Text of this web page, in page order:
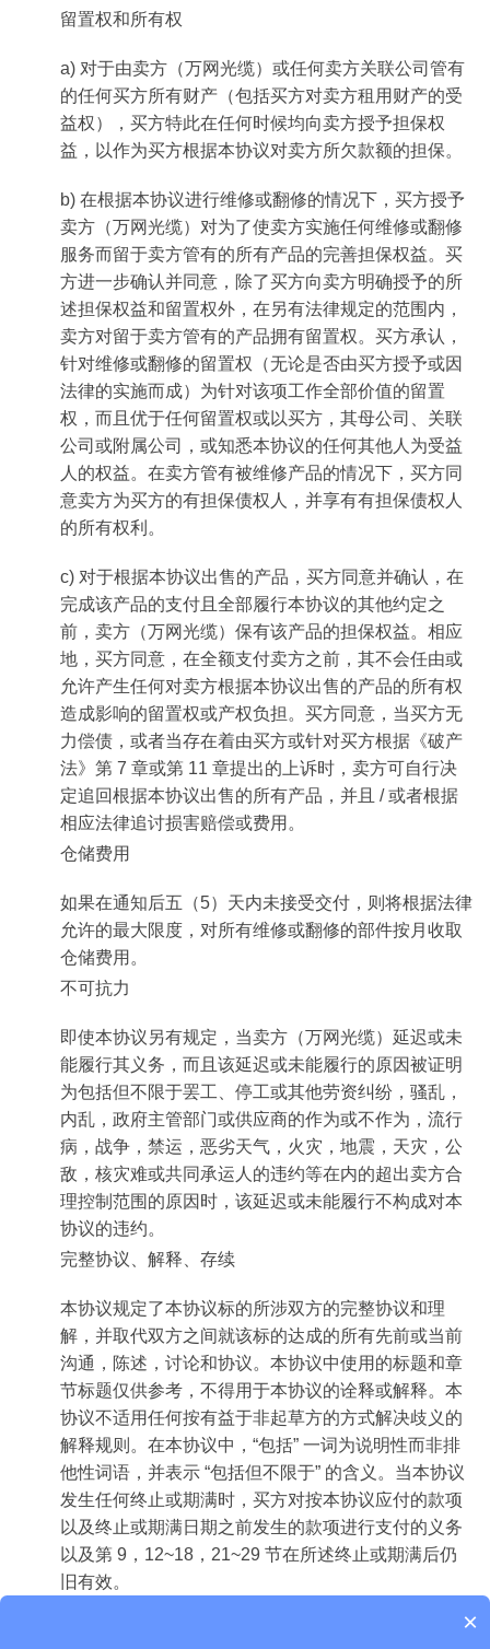
留置权和所有权
a) 对于由卖方（万网光缆）或任何卖方关联公司管有
的任何买方所有财产（包括买方对卖方租用财产的受
益权），买方特此在任何时候均向卖方授予担保权
益，以作为买方根据本协议对卖方所欠款额的担保。
b) 在根据本协议进行维修或翻修的情况下，买方授予
卖方（万网光缆）对为了使卖方实施任何维修或翻修
服务而留于卖方管有的所有产品的完善担保权益。买
方进一步确认并同意，除了买方向卖方明确授予的所
述担保权益和留置权外，在另有法律规定的范围内，
卖方对留于卖方管有的产品拥有留置权。买方承认，
针对维修或翻修的留置权（无论是否由买方授予或因
法律的实施而成）为针对该项工作全部价值的留置
权，而且优于任何留置权或以买方，其母公司、关联
公司或附属公司，或知悉本协议的任何其他人为受益
人的权益。在卖方管有被维修产品的情况下，买方同
意卖方为买方的有担保债权人，并享有有担保债权人
的所有权利。
c) 对于根据本协议出售的产品，买方同意并确认，在
完成该产品的支付且全部履行本协议的其他约定之
前，卖方（万网光缆）保有该产品的担保权益。相应
地，买方同意，在全额支付卖方之前，其不会任由或
允许产生任何对卖方根据本协议出售的产品的所有权
造成影响的留置权或产权负担。买方同意，当买方无
力偿债，或者当存在着由买方或针对买方根据《破产
法》第 7 章或第 11 章提出的上诉时，卖方可自行决
定追回根据本协议出售的所有产品，并且 / 或者根据
相应法律追讨损害赔偿或费用。
仓储费用
如果在通知后五（5）天内未接受交付，则将根据法律
允许的最大限度，对所有维修或翻修的部件按月收取
仓储费用。
不可抗力
即使本协议另有规定，当卖方（万网光缆）延迟或未
能履行其义务，而且该延迟或未能履行的原因被证明
为包括但不限于罢工、停工或其他劳资纠纷，骚乱，
内乱，政府主管部门或供应商的作为或不作为，流行
病，战争，禁运，恶劣天气，火灾，地震，天灾，公
敌，核灾难或共同承运人的违约等在内的超出卖方合
理控制范围的原因时，该延迟或未能履行不构成对本
协议的违约。
完整协议、解释、存续
本协议规定了本协议标的所涉双方的完整协议和理
解，并取代双方之间就该标的达成的所有先前或当前
沟通，陈述，讨论和协议。本协议中使用的标题和章
节标题仅供参考，不得用于本协议的诠释或解释。本
协议不适用任何按有益于非起草方的方式解决歧义的
解释规则。在本协议中，“包括” 一词为说明性而非排
他性词语，并表示 “包括但不限于” 的含义。当本协议
发生任何终止或期满时，买方对按本协议应付的款项
以及终止或期满日期之前发生的款项进行支付的义务
以及第 9，12~18，21~29 节在所述终止或期满后仍
旧有效。
×